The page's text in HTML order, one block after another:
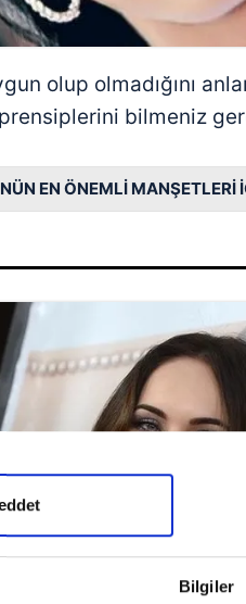
Bilgiler
olup olmadığını
prensiplerini bilmeniz
EN ÖNEMLİ MANŞETLERİ